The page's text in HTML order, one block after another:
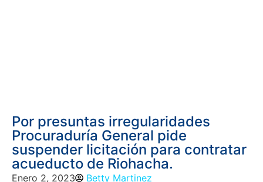
Por presuntas irregularidades
Procuraduría General pide
suspender licitación para contratar
acueducto de Riohacha.
Enero 2, 2023
Betty Martinez